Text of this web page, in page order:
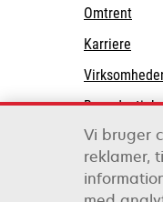
Omtrent
Karriere
Lexmark-
Vi bruger
reklamer,